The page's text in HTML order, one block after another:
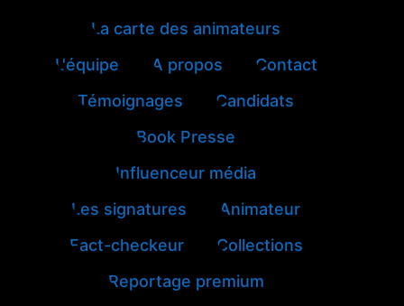
La carte des animateurs
L'équipe
A propos
Contact
Témoignages
Candidats
Book Presse
Influenceur média
Les signatures
Animateur
Fact-checkeur
Collections
Reportage premium